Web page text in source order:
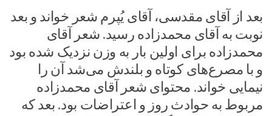
بعد از آقای مقدسی، آقای یُپرم شعر خواند و بعد
نوبت به آقای محمدزاده رسید. شعر آقای
محمدزاده برای اولین بار به وزن نزدیک شده بود
و با مصرع‌های کوتاه و بلندش می‌شد آن را
نیمایی خواند. محتوای شعر آقای محمدزاده
مربوط به حوادث روز و اعتراضات بود. بعد که